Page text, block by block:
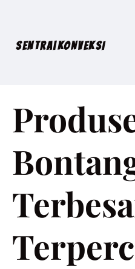
SENTRA|KONVEKSI